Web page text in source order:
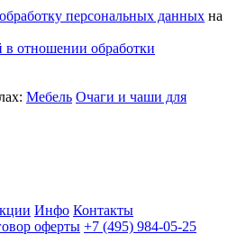
персональных данных на
в отношении обработки
Мебель Очаги и чаши для
Инфо Контакты
оферты +7 (495) 984-05-25